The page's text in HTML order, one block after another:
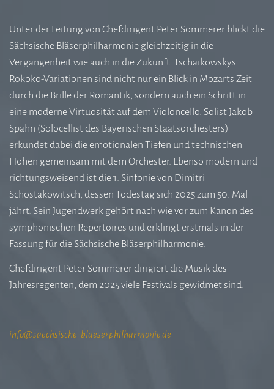
Unter der Leitung von Chefdirigent Peter Sommerer blickt die
Sächsische Bläserphilharmonie gleichzeitig in die
Vergangenheit wie auch in die Zukunft. Tschaikowskys
Rokoko-Variationen sind nicht nur ein Blick in Mozarts Zeit
durch die Brille der Romantik, sondern auch ein Schritt in
eine moderne Virtuosität auf dem Violoncello. Solist Jakob
Spahn (Solocellist des Bayerischen Staatsorchesters)
erkundet dabei die emotionalen Tiefen und technischen
Höhen gemeinsam mit dem Orchester. Ebenso modern und
richtungsweisend ist die 1. Sinfonie von Dimitri
Schostakowitsch, dessen Todestag sich 2025 zum 50. Mal
jährt. Sein Jugendwerk gehört nach wie vor zum Kanon des
symphonischen Repertoires und erklingt erstmals in der
Fassung für die Sächsische Bläserphilharmonie.
Chefdirigent Peter Sommerer dirigiert die Musik des
Jahresregenten, dem 2025 viele Festivals gewidmet sind.